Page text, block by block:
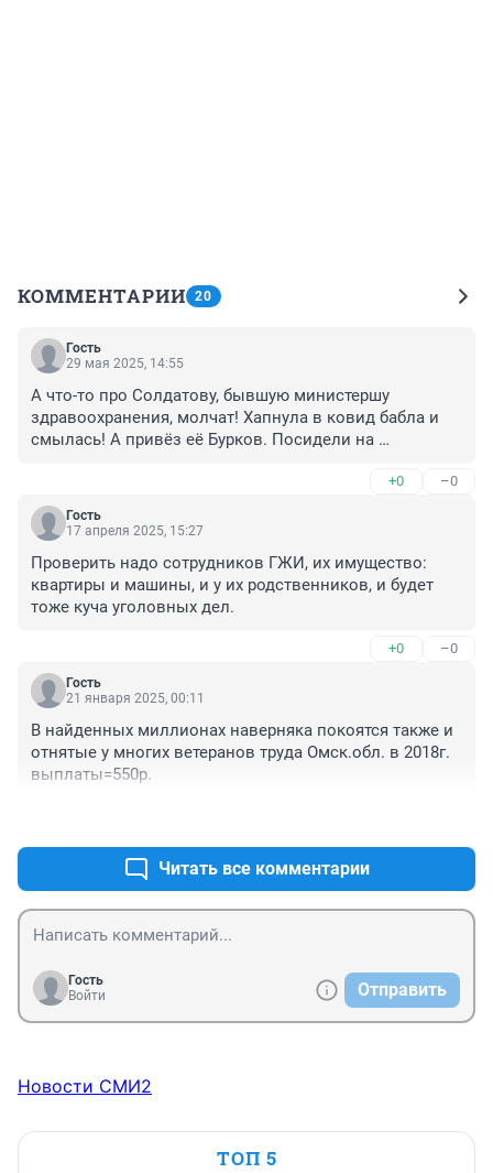
КОММЕНТАРИИ 20
Гость
29 мая 2025, 14:55
А что-то про Солдатову, бывшую министершу
здравоохранения, молчат! Хапнула в ковид бабла и
смылась! А привёз её Бурков. Посидели на
+0 –0
Гость
17 апреля 2025, 15:27
Проверить надо сотрудников ГЖИ, их имущество:
квартиры и машины, и у их родственников, и будет
тоже куча уголовных дел.
+0 –0
Гость
21 января 2025, 00:11
В найденных миллионах наверняка покоятся также и
отнятые у многих ветеранов труда Омск.обл. в 2018г.
выплаты=550р.
Читать все комментарии
Гость
Войти
Отправить
Новости СМИ2
ТОП 5